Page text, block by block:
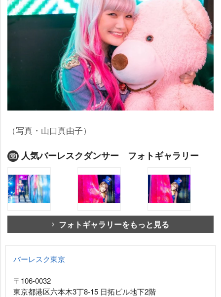
（写真・山口真由子）
人気バーレスクダンサー フォトギャラリー
フォトギャラリーをもっと見る
バーレスク東京
〒106-0032
東京都港区六本木3丁8-15 日拓ビル地下2階